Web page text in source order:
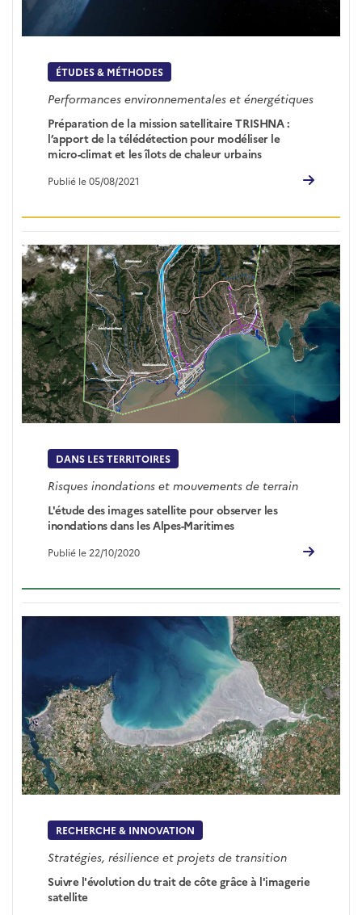
ÉTUDES & MÉTHODES
Performances environnementales et énergétiques
Préparation de la mission satellitaire TRISHNA :
l’apport de la télédétection pour modéliser le
micro-climat et les îlots de chaleur urbains
Publié le 05/08/2021
DANS LES TERRITOIRES
Risques inondations et mouvements de terrain
L'étude des images satellite pour observer les
inondations dans les Alpes-Maritimes
Publié le 22/10/2020
RECHERCHE & INNOVATION
Stratégies, résilience et projets de transition
Suivre l'évolution du trait de côte grâce à l'imagerie
satellite